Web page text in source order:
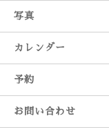
写真
カレンダー
予約
お問い合わせ